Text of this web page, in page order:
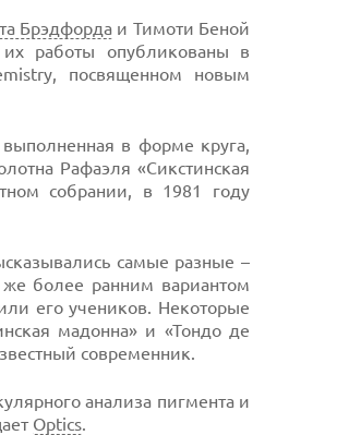
Брэдфорда и Тимоти Беной
работы опубликованы в
посвященном новым
в форме круга,
Рафаэля «Сикстинская
собрании, в 1981 году
самые разные –
более ранним вариантом
его учеников. Некоторые
мадонна» и «Тондо де
современник.
анализа пигмента и
Optics.